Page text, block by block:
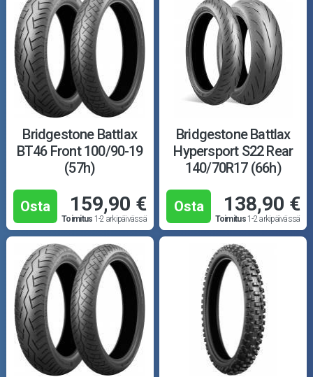
Bridgestone Battlax
BT46 Front 100/90-19
(57h)
Osta 159,90 €
Toimitus 1-2 arkipäivässä
Bridgestone Battlax
Hypersport S22 Rear
140/70R17 (66h)
Osta 138,90 €
Toimitus1-2 arkipäivässä